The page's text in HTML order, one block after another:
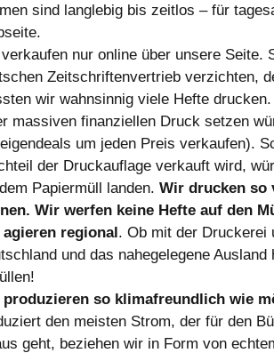
sind langlebig bis zeitlos – für
nur online über unsere Seite.
Zeitschriftenvertrieb verzichten,
wir wahnsinnig viele Hefte
massiven finanziellen Druck setzen
um jeden Preis verkaufen).
der Druckauflage verkauft wird,
Papiermüll landen.Wir drucken so
Wir werfen keine Hefte auf den
regional. Ob mit der Druckerei
und das nahegelegene
produzieren so klimafreundlich wie
den meisten Strom, der für den
geht, beziehen wir in Form von